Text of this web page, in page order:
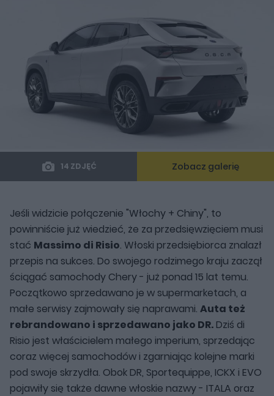
14 ZDJĘĆ Zobacz galerię
Jeśli widzicie połączenie "Włochy + Chiny", to
powinniście już wiedzieć, że za przedsięwzięciem musi
stać Massimo di Risio. Włoski przedsiębiorca znalazł
przepis na sukces. Do swojego rodzimego kraju zaczął
ściągać samochody Chery - już ponad 15 lat temu.
Początkowo sprzedawano je w supermarketach, a
małe serwisy zajmowały się naprawami. Auta też
rebrandowano i sprzedawano jako DR. Dziś di
Risio jest właścicielem małego imperium, sprzedając
coraz więcej samochodów i zgarniając kolejne marki
pod swoje skrzydła. Obok DR, Sportequippe, ICKX i EVO
pojawiły się także dawne włoskie nazwy - ITALA oraz